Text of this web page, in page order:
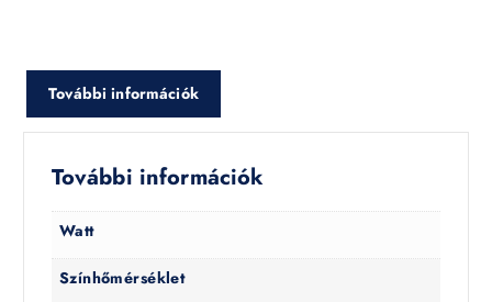
További információk
További információk
Watt
Színhőmérséklet